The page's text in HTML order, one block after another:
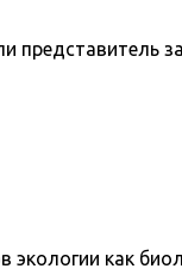
представитель
как